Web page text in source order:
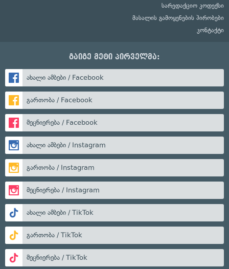
სარედაქციო კოდექსი
მასალის გამოყენების პირობები
კონტაქტი
გაიგე მეტი პირველმა:
ახალი ამბები / Facebook
გართობა / Facebook
მეცნიერება / Facebook
ახალი ამბები / Instagram
გართობა / Instagram
მეცნიერება / Instagram
ახალი ამბები / TikTok
გართობა / TikTok
მეცნიერება / TikTok